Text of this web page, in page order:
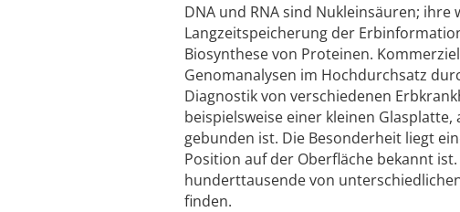
DNA und RNA sind Nukleinsäuren;
Langzeitspeicherung der
Biosynthese von Proteinen.
Genomanalysen im Hochdurchsatz
Diagnostik von verschiedenen
beispielsweise einer kleinen
gebunden ist. Die Besonderheit liegt
Position auf der Oberfläche bekannt
hunderttausende von
finden.